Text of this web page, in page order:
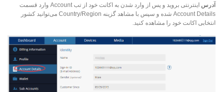
آدرس
اینترنتی بروید و پس از وارد شدن به اکانت خود از تب Account وارد قسمت
Account Details شده و سپس با مشاهد گزینه Country/Region می‌توانید کشور
انتخابی اکانت خود را مشاهده کنید.